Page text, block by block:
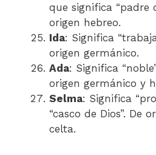
que significa “padre
origen hebreo.
Ida: Significa
origen germánico.
Ada: Significa
origen germánico y
Selma: Significa
“casco de Dios”. De
celta.